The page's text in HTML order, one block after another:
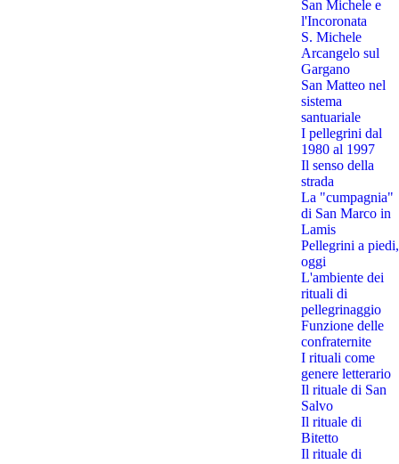
San Michele e
l'Incoronata
S. Michele
Arcangelo sul
Gargano
San Matteo nel
sistema
santuariale
I pellegrini dal
1980 al 1997
Il senso della
strada
La "cumpagnia"
di San Marco in
Lamis
Pellegrini a piedi,
oggi
L'ambiente dei
rituali di
pellegrinaggio
Funzione delle
confraternite
I rituali come
genere letterario
Il rituale di San
Salvo
Il rituale di
Bitetto
Il rituale di